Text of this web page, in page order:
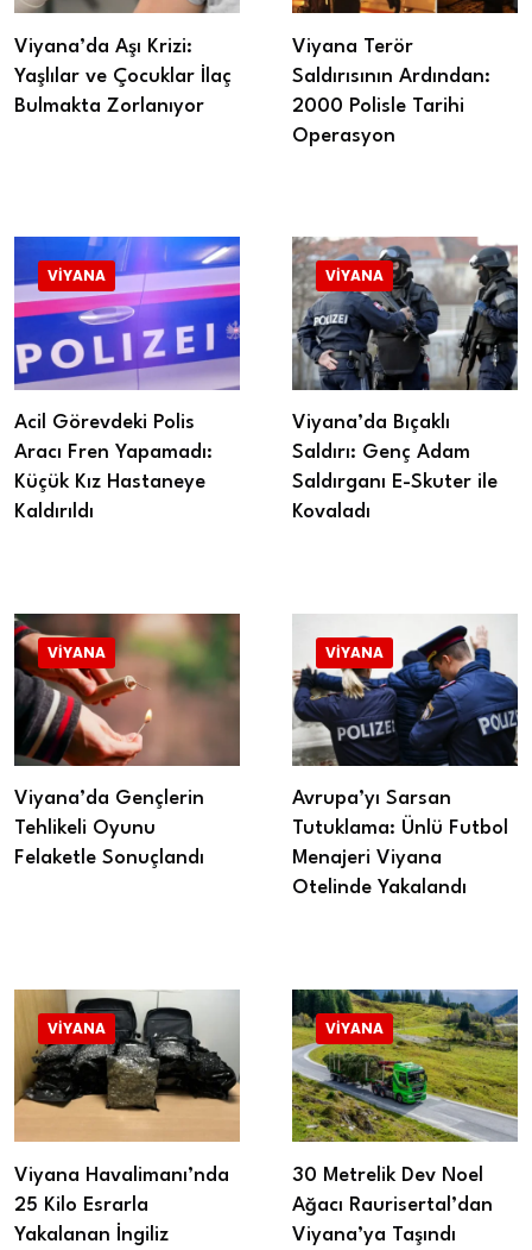
Viyana’da Aşı Krizi:
Yaşlılar ve Çocuklar İlaç
Bulmakta Zorlanıyor
Viyana Terör
Saldırısının Ardından:
2000 Polisle Tarihi
Operasyon
VIYANA
Acil Görevdeki Polis
Aracı Fren Yapamadı:
Küçük Kız Hastaneye
Kaldırıldı
VIYANA
Viyana’da Bıçaklı
Saldırı: Genç Adam
Saldırganı E-Skuter ile
Kovaladı
VIYANA
Viyana’da Gençlerin
Tehlikeli Oyunu
Felaketle Sonuçlandı
VIYANA
Avrupa’yı Sarsan
Tutuklama: Ünlü Futbol
Menajeri Viyana
Otelinde Yakalandı
VIYANA
Viyana Havalimanı’nda
25 Kilo Esrarla
Yakalanan İngiliz
VIYANA
30 Metrelik Dev Noel
Ağacı Raurisertal’dan
Viyana’ya Taşındı